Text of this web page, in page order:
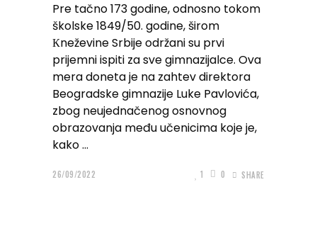
Pre tačno 173 godine, odnosno tokom
školske 1849/50. godine, širom
Кneževine Srbije održani su prvi
prijemni ispiti za sve gimnazijalce. Ova
mera doneta je na zahtev direktora
Beogradske gimnazije Luke Pavlovića,
zbog neujednačenog osnovnog
obrazovanja među učenicima koje je,
kako
26/09/2022 1 0 SHARE